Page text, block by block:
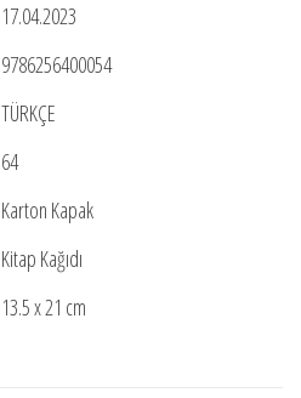
17.04.2023
9786256400054
TÜRKÇE
64
Karton Kapak
Kitap Kağıdı
13.5 x 21 cm